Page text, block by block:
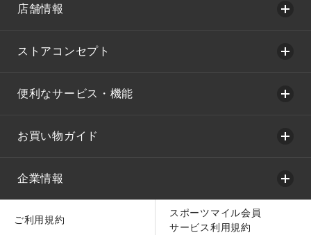
店舗情報
ストアコンセプト
便利なサービス・機能
お買い物ガイド
企業情報
ご利用規約
スポーツマイル会員
サービス利用規約